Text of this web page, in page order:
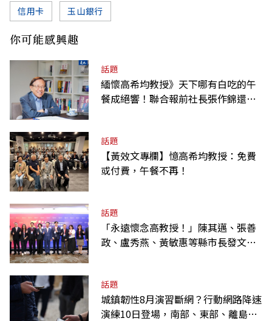
信用卡 玉山銀行
你可能感興趣
話題
緬懷高希均教授》天下哪有白吃的午
餐成絕響！聯合報前社長張作錦還原
話題
【黃效文專欄】憶高希均教授：免費
或付費，午餐不再！
話題
「永遠懷念高教授！」陳其邁、張善
政、盧秀燕、黃敏惠等縣市長發文弔
話題
城鎮韌性8月演習斷網？行動網路降速
演練10日登場，南部、東部、離島為